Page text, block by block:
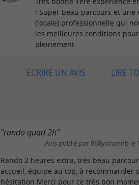
! Super beau parcours et une
(locale) professionnelle qui
les meilleures conditions
pleinement.
LIRE
ECRIRE UN AVIS
"rando quad 2h"
Avis publié par 868yohannb le
Rando 2 heures extra, très beau
accueil, équipe au top, à recommander
hésitation Merci pour ce très bon